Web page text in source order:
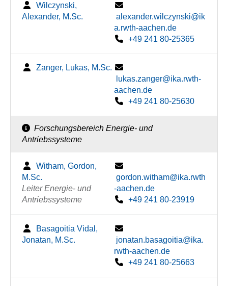
Wilczynski,
Alexander, M.Sc.
alexander.wilczynski@ik
a.rwth-aachen.de
+49 241 80-25365
Zanger, Lukas, M.Sc.
lukas.zanger@ika.rwth-
aachen.de
+49 241 80-25630
Forschungsbereich Energie- und
Antriebssysteme
Witham, Gordon,
M.Sc.
Leiter Energie- und
Antriebssysteme
gordon.witham@ika.rwth
-aachen.de
+49 241 80-23919
Basagoitia Vidal,
Jonatan, M.Sc.
jonatan.basagoitia@ika.
rwth-aachen.de
+49 241 80-25663